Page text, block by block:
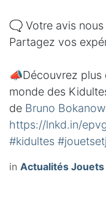
🗨️ Votre avis nous
Partagez vos
📣Découvrez plus
monde des
de Bruno
https://lnkd.in/
#kidultes
in Actualités Jouets